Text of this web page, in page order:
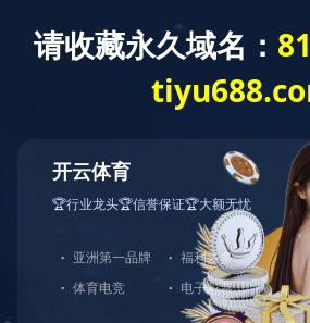
您好！欢迎来到安徽绿宝电缆有限公司
网站华体会体
热门关键词：